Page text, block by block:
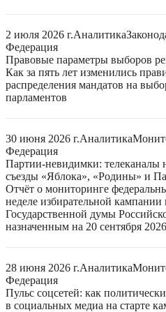
2 июля 2026 г.Аналитика
Федерация
Правовые параметры выборов
Как за пять лет изменились
распределения мандатов на
парламентов
30 июня 2026 г.Аналитика
Федерация
Партии-невидимки: телеканалы
съезды «Яблока», «Родины» и
Отчёт о мониторинге
неделе избирательной
Государственной думы
назначенным на 20 сентября
28 июня 2026 г.Аналитика
Федерация
Пульс соцсетей: как
в социальных медиа на старте